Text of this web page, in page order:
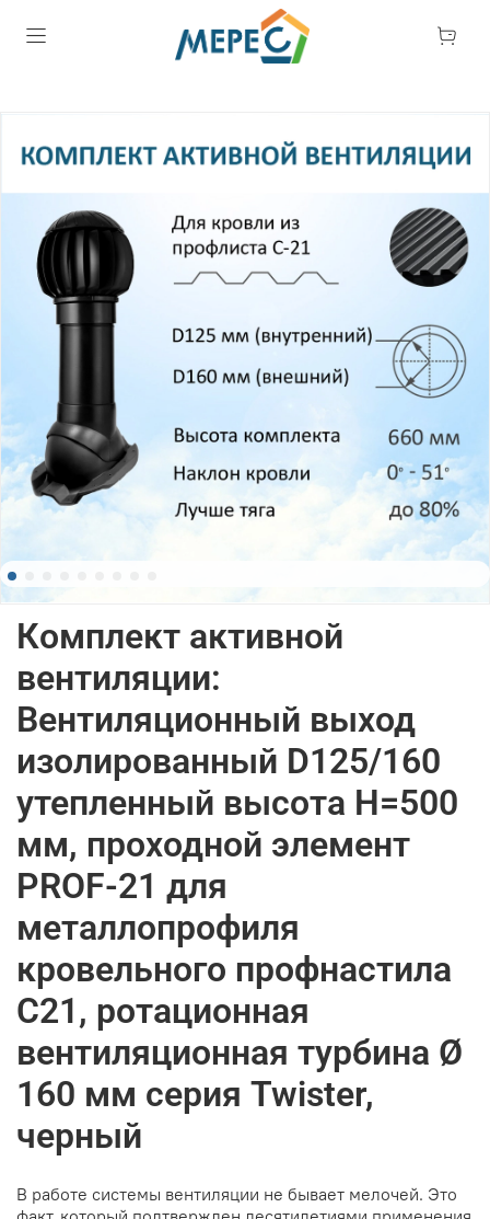
Комплект активной
вентиляции:
Вентиляционный выход
изолированный D125/160
утепленный высота H=500
мм, проходной элемент
PROF-21 для
металлопрофиля
кровельного профнастила
С21, ротационная
вентиляционная турбина Ø
160 мм серия Twister,
черный
В работе системы вентиляции не бывает мелочей. Это